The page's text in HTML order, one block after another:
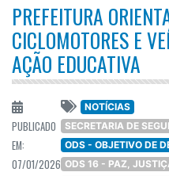
PREFEITURA
CICLOMOTORES E
AÇÃO EDUCATIVA
PUBLICADO
EM:
07/01/2026
NOTÍCIAS
SECRETARIA DE
ODS - OBJETIVO DE
ODS 16 - PAZ,